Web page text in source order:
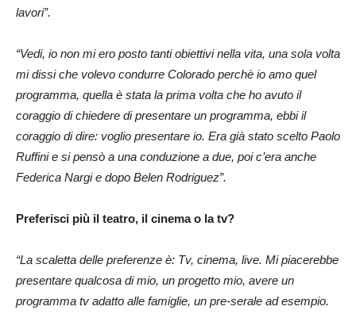
lavori”.
“Vedi, io non mi ero posto tanti obiettivi nella vita, una sola volta
mi dissi che volevo condurre Colorado perchè io amo quel
programma, quella è stata la prima volta che ho avuto il
coraggio di chiedere di presentare un programma, ebbi il
coraggio di dire: voglio presentare io. Era già stato scelto Paolo
Ruffini e si pensò a una conduzione a due, poi c’era anche
Federica Nargi e dopo Belen Rodriguez”.
Preferisci più il teatro, il cinema o la tv?
“La scaletta delle preferenze è: Tv, cinema, live. Mi piacerebbe
presentare qualcosa di mio, un progetto mio, avere un
programma tv adatto alle famiglie, un pre-serale ad esempio.